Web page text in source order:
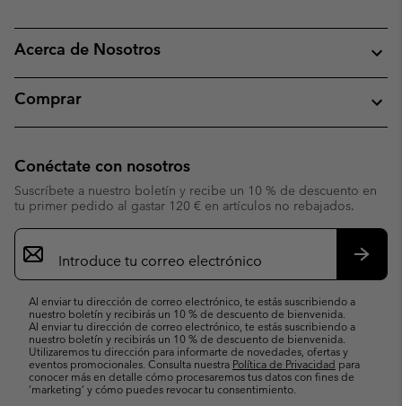
Acerca de Nosotros
Comprar
Conéctate con nosotros
Suscríbete a nuestro boletín y recibe un 10 % de descuento en
tu primer pedido al gastar 120 € en artículos no rebajados.
Suscripción
de
correo
Al enviar tu dirección de correo electrónico, te estás suscribiendo a
nuestro boletín y recibirás un 10 % de descuento de bienvenida.
Al enviar tu dirección de correo electrónico, te estás suscribiendo a
nuestro boletín y recibirás un 10 % de descuento de bienvenida.
Utilizaremos tu dirección para informarte de novedades, ofertas y
eventos promocionales. Consulta nuestra Política de Privacidad para
conocer más en detalle cómo procesaremos tus datos con fines de
’marketing’ y cómo puedes revocar tu consentimiento.